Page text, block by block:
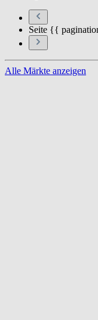
Seite {{
Alle Märkte anzeigen